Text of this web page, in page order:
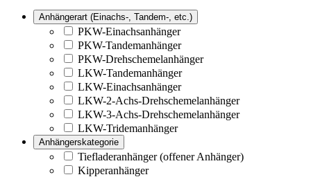
Anhängerart (Einachs-, Tandem-, etc.)
PKW-Einachsanhänger
PKW-Tandemanhänger
PKW-Drehschemelanhänger
LKW-Tandemanhänger
LKW-Einachsanhänger
LKW-2-Achs-Drehschemelanhänger
LKW-3-Achs-Drehschemelanhänger
LKW-Tridemanhänger
Anhängerskategorie
Tiefladeranhänger (offener Anhänger)
Kipperanhänger